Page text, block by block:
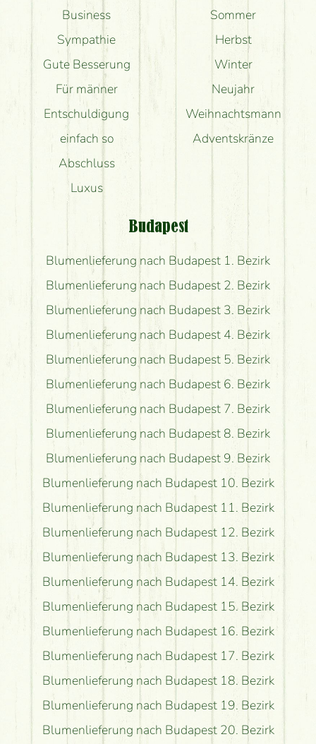
Business
Sympathie
Gute Besserung
Für männer
Entschuldigung
einfach so
Abschluss
Luxus
Sommer
Herbst
Winter
Neujahr
Weihnachtsmann
Adventskränze
Budapest
Blumenlieferung nach Budapest 1. Bezirk
Blumenlieferung nach Budapest 2. Bezirk
Blumenlieferung nach Budapest 3. Bezirk
Blumenlieferung nach Budapest 4. Bezirk
Blumenlieferung nach Budapest 5. Bezirk
Blumenlieferung nach Budapest 6. Bezirk
Blumenlieferung nach Budapest 7. Bezirk
Blumenlieferung nach Budapest 8. Bezirk
Blumenlieferung nach Budapest 9. Bezirk
Blumenlieferung nach Budapest 10. Bezirk
Blumenlieferung nach Budapest 11. Bezirk
Blumenlieferung nach Budapest 12. Bezirk
Blumenlieferung nach Budapest 13. Bezirk
Blumenlieferung nach Budapest 14. Bezirk
Blumenlieferung nach Budapest 15. Bezirk
Blumenlieferung nach Budapest 16. Bezirk
Blumenlieferung nach Budapest 17. Bezirk
Blumenlieferung nach Budapest 18. Bezirk
Blumenlieferung nach Budapest 19. Bezirk
Blumenlieferung nach Budapest 20. Bezirk